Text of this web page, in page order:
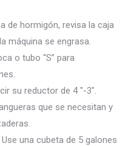
de hormigón, revisa la caja
máquina se engrasa.
o tubo “S” para
su reductor de 4 "-3".
que se necesitan y
una cubeta de 5 galones